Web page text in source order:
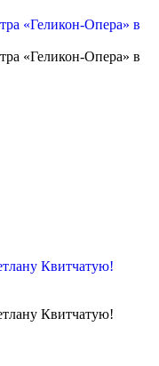
«Геликон-Опера» в
«Геликон-Опера» в
Квитчатую!
Квитчатую!